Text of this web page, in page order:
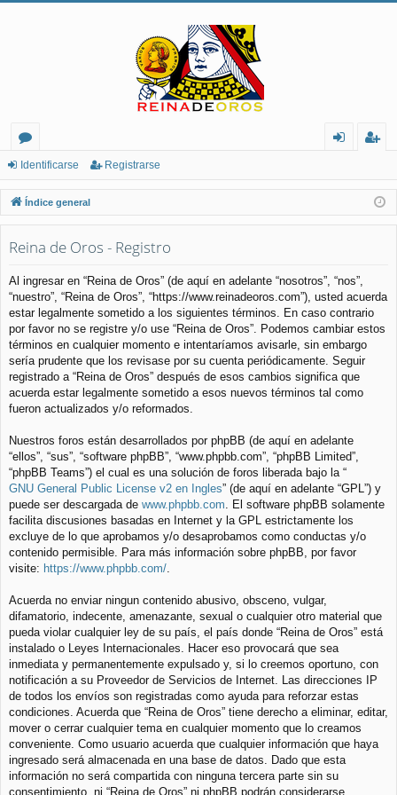
or
os
nt
ifi
rs
e
ist
ra
Identificarse Registrarse
Índice general
Reina de Oros - Registro
Al ingresar en “Reina de Oros” (de aquí en adelante “nosotros”, “nos”,
“nuestro”, “Reina de Oros”, “https://www.reinadeoros.com”), usted acuerda
estar legalmente sometido a los siguientes términos. En caso contrario
por favor no se registre y/o use “Reina de Oros”. Podemos cambiar estos
términos en cualquier momento e intentaríamos avisarle, sin embargo
sería prudente que los revisase por su cuenta periódicamente. Seguir
registrado a “Reina de Oros” después de esos cambios significa que
acuerda estar legalmente sometido a esos nuevos términos tal como
fueron actualizados y/o reformados.
Nuestros foros están desarrollados por phpBB (de aquí en adelante
“ellos”, “sus”, “software phpBB”, “www.phpbb.com”, “phpBB Limited”,
“phpBB Teams”) el cual es una solución de foros liberada bajo la “
GNU General Public License v2 en Ingles” (de aquí en adelante “GPL”) y
puede ser descargada de www.phpbb.com . El software phpBB solamente
facilita discusiones basadas en Internet y la GPL estrictamente los
excluye de lo que aprobamos y/o desaprobamos como conductas y/o
contenido permisible. Para más información sobre phpBB, por favor
visite: https://www.phpbb.com/
Acuerda no enviar ningun contenido abusivo, obsceno, vulgar,
difamatorio, indecente, amenazante, sexual o cualquier otro material que
pueda violar cualquier ley de su país, el país donde “Reina de Oros” está
instalado o Leyes Internacionales. Hacer eso provocará que sea
inmediata y permanentemente expulsado y, si lo creemos oportuno, con
notificación a su Proveedor de Servicios de Internet. Las direcciones IP
de todos los envíos son registradas como ayuda para reforzar estas
condiciones. Acuerda que “Reina de Oros” tiene derecho a eliminar, editar,
mover o cerrar cualquier tema en cualquier momento que lo creamos
conveniente. Como usuario acuerda que cualquier información que haya
ingresado será almacenada en una base de datos. Dado que esta
información no será compartida con ninguna tercera parte sin su
consentimiento, ni “Reina de Oros” ni phpBB podrán considerarse